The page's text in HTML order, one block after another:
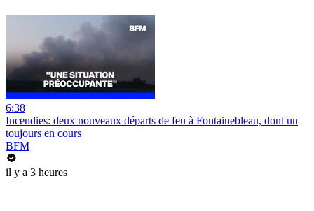
6:38
Incendies: deux nouveaux départs de feu à Fontainebleau, dont un
toujours en cours
BFM
il y a 3 heures